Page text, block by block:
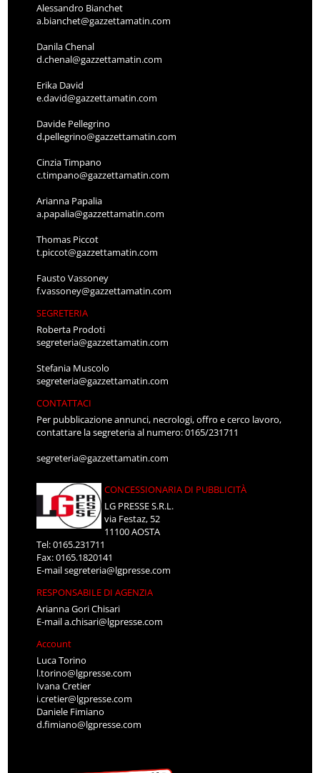
Alessandro Bianchet
a.bianchet@gazzettamatin.com
Danila Chenal
d.chenal@gazzettamatin.com
Erika David
e.david@gazzettamatin.com
Davide Pellegrino
d.pellegrino@gazzettamatin.com
Cinzia Timpano
c.timpano@gazzettamatin.com
Arianna Papalia
a.papalia@gazzettamatin.com
Thomas Piccot
t.piccot@gazzettamatin.com
Fausto Vassoney
f.vassoney@gazzettamatin.com
SEGRETERIA
Roberta Prodoti
segreteria@gazzettamatin.com
Stefania Muscolo
segreteria@gazzettamatin.com
CONTATTACI
Per pubblicazione annunci, necrologi, offro e cerco lavoro,
contattare la segreteria al numero: 0165/231711
segreteria@gazzettamatin.com
CONCESSIONARIA DI PUBBLICITÀ
LG PRESSE S.R.L.
via Festaz, 52
11100 AOSTA
Tel: 0165.231711
Fax: 0165.1820141
E-mailsegreteria@lgpresse.com
RESPONSABILE DI AGENZIA
Arianna Gori Chisari
E-maila.chisari@lgpresse.com
Account
Luca Torino
l.torino@lgpresse.com
Ivana Cretier
i.cretier@lgpresse.com
Daniele Fimiano
d.fimiano@lgpresse.com